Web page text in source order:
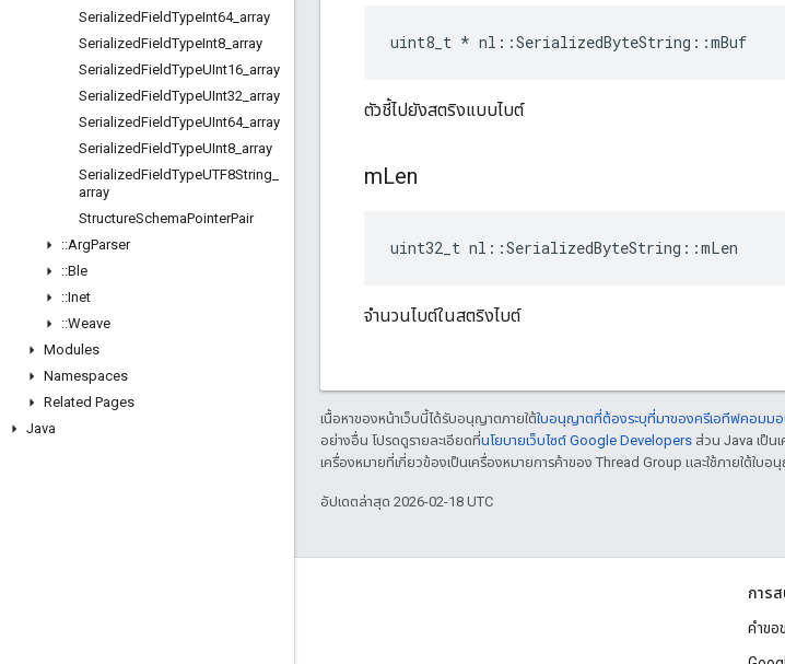
SerializedFieldTypeInt64_ array
SerializedFieldTypeInt8 array
SerializedFieldTypeUInt16 array
SerializedFieldTypeUInt32 array
SerializedFieldTypeUInt64_ array
SerializedFieldTypeUInt8 array
SerializedFieldTypeUTF8String
array
StructureSchemaPointerPair
::ArgParser
::Ble
::Inet
::Weave
Modules
Namespaces
Related Pages
Java
uint8_t * nl::SerializedByteString::mBuf
ตัวชี้ไปยังสตริงแบบไบต์
mLen
uint32_t nl::SerializedByteString::mLen
จำนวนไบต์ในสตริงไบต์
เนื้อหาของหน้าเว็บนี้ได้รับอนุญาตภายใต้ใบอนุญาตที่ต้องระบุที่มาของครีเอทีฟคอมม
อย่างอื่น โปรดดูรายละเอียดที่นโยบายเว็บไซต์ Google Developers ส่วน Java เป็น
เครื่องหมายที่เกี่ยวข้องเป็นเครื่องหมายการค้าของ Thread Group และใช้ภายใต้ใบอ
อัปเดตล่าสุด 2026-02-18 UTC
การ
คำขอ